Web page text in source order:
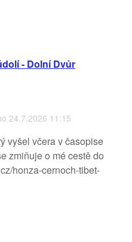
- Dolní Dvůr
24.7.2026 11:15
vyšel včera v časopise
zmiňuje o mé cestě do
honza-cernoch-tibet-